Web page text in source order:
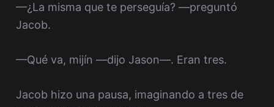
—¿La misma que te perseguía? —preguntó
Jacob.
—Qué va, mijín —dijo Jason—. Eran tres.
Jacob hizo una pausa, imaginando a tres de